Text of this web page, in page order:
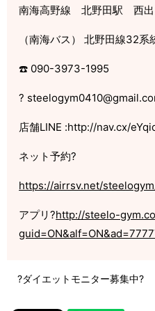
南海高野線 北野田駅 西出
（南海バス） 北野田線32系
☎️ 090-3973-1995
?
店舗LINE :http://nav.cx/
ネット予約?
https://airrsv.net/
アプリ?http://steelo-
?ダイエットモニター募集中?